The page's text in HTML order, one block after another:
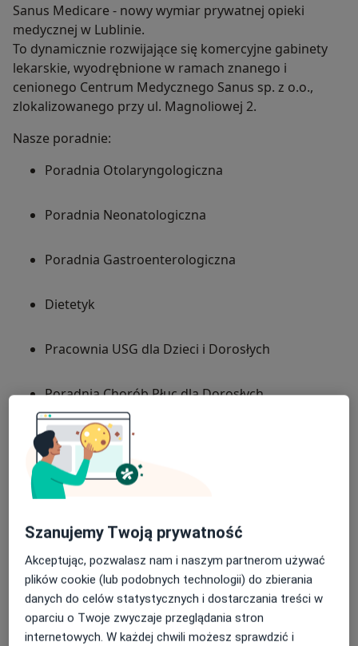
Sanus Medicare - nowy wymiar prywatnej opieki
medycznej w Lublinie.
To dynamicznie rozwijające się komercyjne gabinety
lekarskie, wyodrębnione w ramach znanego i
cenionego Centrum Medycznego Sanus sp. z o.o.,
zlokalizowanego przy ul. Magnoliowej 2.
Nasze poradnie:
Poradnia Otolaryngologiczna
Poradnia Neonatologiczna
Poradnia Gastroenterologiczna
Dietetyk
Pracownia USG dla Dzieci i Dorosłych
Poradnia Chorób Płuc dla Dorosłych
Poradnia Chorób Płuc dla Dzieci
Poradnia Chirurgii Ogólnej dla Dzieci
Poradnia Chirurgii Ogólnej
Poradnia Diabetologiczna
Poradnia Endokrynologiczno-Diabetologiczna dla
dzieci
Szanujemy Twoją prywatność
Akceptując, pozwalasz nam i naszym partnerom używać
plików cookie (lub podobnych technologii) do zbierania
danych do celów statystycznych i dostarczania treści w
oparciu o Twoje zwyczaje przeglądania stron
internetowych. W każdej chwili możesz sprawdzić i